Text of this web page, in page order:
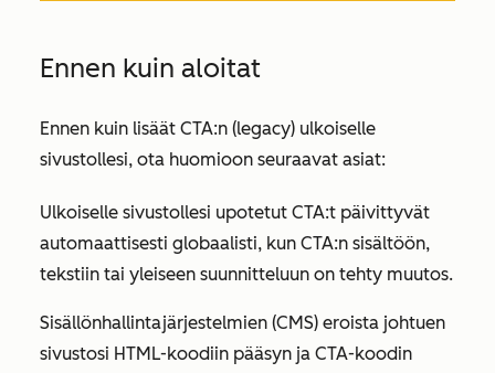
Ennen kuin aloitat
Ennen kuin lisäät CTA:n (legacy) ulkoiselle
sivustollesi, ota huomioon seuraavat asiat:
Ulkoiselle sivustollesi upotetut CTA:t päivittyvät
automaattisesti globaalisti, kun CTA:n sisältöön,
tekstiin tai yleiseen suunnitteluun on tehty muutos.
Sisällönhallintajärjestelmien (CMS) eroista johtuen
sivustosi HTML-koodiin pääsyn ja CTA-koodin